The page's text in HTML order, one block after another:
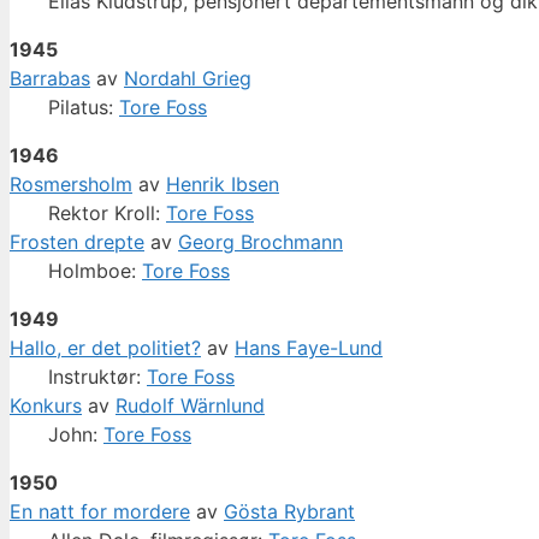
1945
Barrabas av Nordahl Grieg
Pilatus: Tore Foss
1946
Rosmersholm av Henrik Ibsen
Rektor Kroll: Tore Foss
Frosten drepte av Georg Brochmann
Holmboe: Tore Foss
1949
Hallo, er det politiet? av Hans Faye-Lund
Instruktør: Tore Foss
Konkurs av Rudolf Wärnlund
John: Tore Foss
1950
En natt for mordere av Gösta Rybrant